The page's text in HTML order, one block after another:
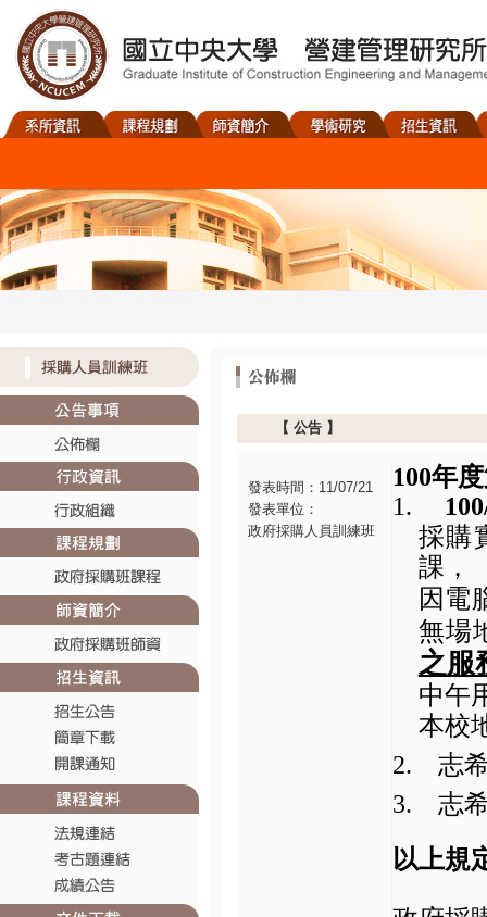
【 公告 】
發表時間：11/07/21
發表單位：
政府採購人員訓練班
100年
1.
採購
課，
因電
無場
之服
中午
本校
2.
志
3.
志
以上規